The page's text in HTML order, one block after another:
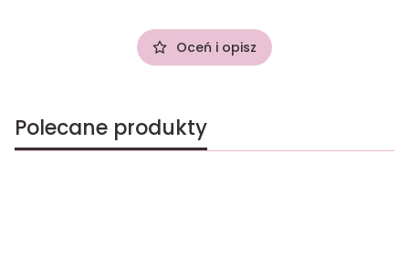
Oceń i opisz
Polecane produkty